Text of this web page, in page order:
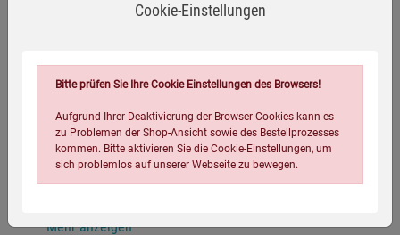
Ausschließlich zur Abwehr bei aggressiven Tieren
Warnhinweise / Sicherheitsinformationen
Warnhinweise
Kann die Atemwege reizen.
Mehr anzeigen
Cookie-Einstellungen
Bitte prüfen Sie Ihre Cookie Einstellungen des Browsers!
Aufgrund Ihrer Deaktivierung der Browser-Cookies kann es
zu Problemen der Shop-Ansicht sowie des Bestellprozesses
kommen. Bitte aktivieren Sie die Cookie-Einstellungen, um
sich problemlos auf unserer Webseite zu bewegen.